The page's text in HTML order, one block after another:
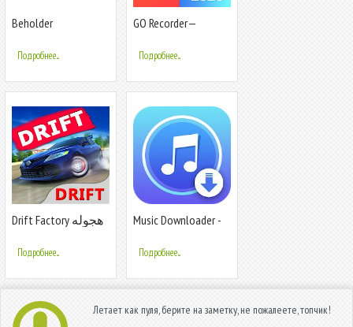
Beholder
Подробнее...
GO Recorder—
экрана и
видеоредактор
Подробнее...
Drift Factory هجوله
Подробнее...
Music Downloader -
Подробнее...
Летает как пуля, берите на заметку, не пожалеете, топчик!